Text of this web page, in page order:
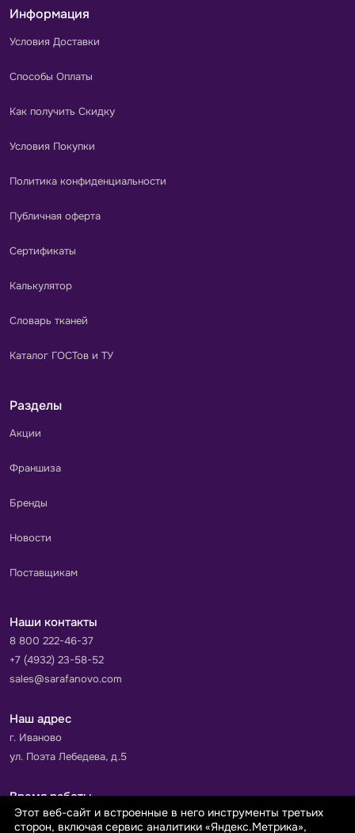
Информация
Условия Доставки
Способы Оплаты
Как получить Скидку
Условия Покупки
Политика конфиденциальности
Публичная оферта
Сертификаты
Калькулятор
Словарь тканей
Каталог ГОСТов и ТУ
Разделы
Акции
Франшиза
Бренды
Новости
Поставщикам
Наши контакты
8 800 222-46-37
+7 (4932) 23-58-52
sales@sarafanovo.com
Наш адрес
г. Иваново
ул. Поэта Лебедева, д.5
Время работы
Пн-Пт с 9.00 до 18.00
Этот веб-сайт и встроенные в него инструменты третьих
сторон, включая сервис аналитики «Яндекс.Метрика»,